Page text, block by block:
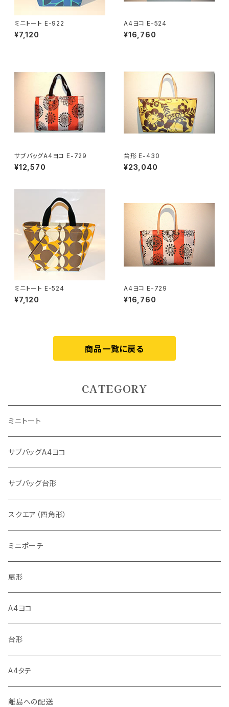
ミニトート E-922
¥7,120
A4ヨコ E-524
¥16,760
サブバッグA4ヨコ E-729
¥12,570
台形 E-430
¥23,040
ミニトート E-524
¥7,120
A4ヨコ E-729
¥16,760
商品一覧に戻る
CATEGORY
ミニトート
サブバッグA4ヨコ
サブバッグ台形
スクエア（四角形）
ミニポーチ
扇形
A4ヨコ
台形
A4タテ
離島への配送